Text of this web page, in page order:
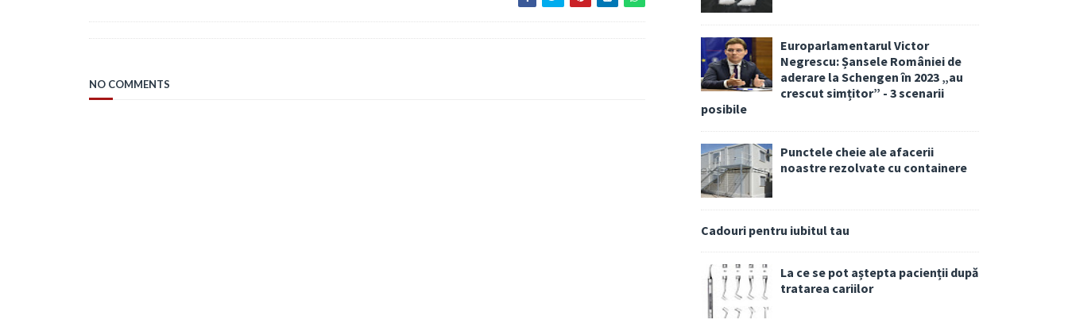
NO COMMENTS
Europarlamentarul Victor
Negrescu: Șansele României de
aderare la Schengen în 2023 „au
crescut simțitor” - 3 scenarii
posibile
Punctele cheie ale afacerii
noastre rezolvate cu containere
Cadouri pentru iubitul tau
La ce se pot aștepta pacienții după
tratarea cariilor